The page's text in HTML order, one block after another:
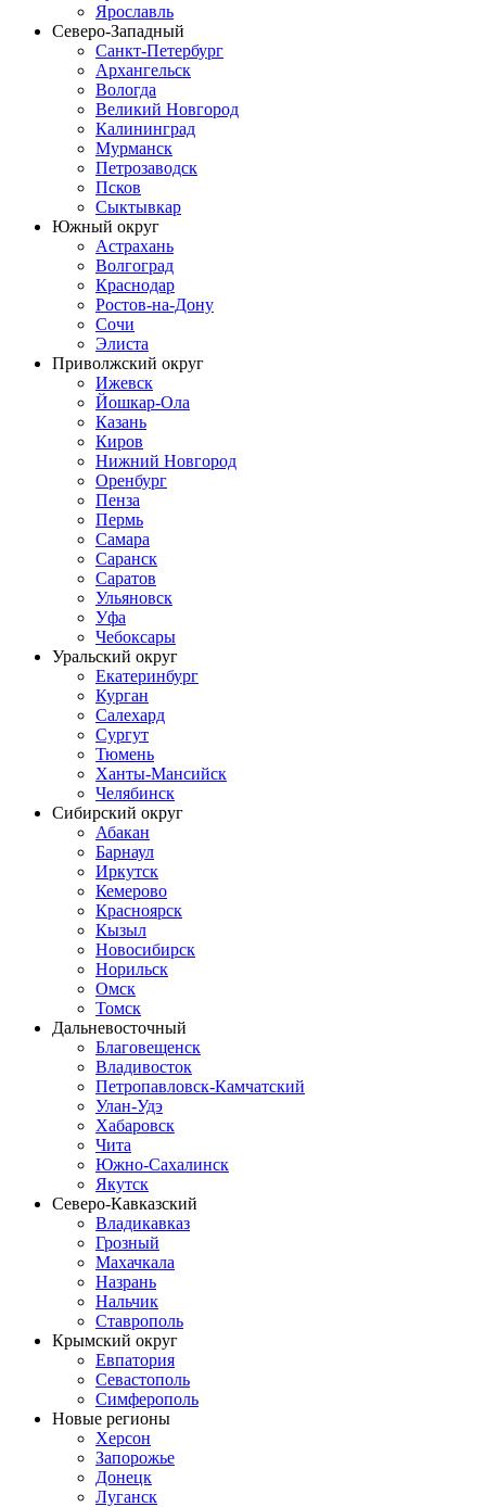
Ярославль
Северо-Западный
Санкт-Петербург
Архангельск
Вологда
Великий Новгород
Калининград
Мурманск
Петрозаводск
Псков
Сыктывкар
Южный округ
Астрахань
Волгоград
Краснодар
Ростов-на-Дону
Сочи
Элиста
Приволжский округ
Ижевск
Йошкар-Ола
Казань
Киров
Нижний Новгород
Оренбург
Пенза
Пермь
Самара
Саранск
Саратов
Ульяновск
Уфа
Чебоксары
Уральский округ
Екатеринбург
Курган
Салехард
Сургут
Тюмень
Ханты-Мансийск
Челябинск
Сибирский округ
Абакан
Барнаул
Иркутск
Кемерово
Красноярск
Кызыл
Новосибирск
Норильск
Омск
Томск
Дальневосточный
Благовещенск
Владивосток
Петропавловск-Камчатский
Улан-Удэ
Хабаровск
Чита
Южно-Сахалинск
Якутск
Северо-Кавказский
Владикавказ
Грозный
Махачкала
Назрань
Нальчик
Ставрополь
Крымский округ
Евпатория
Севастополь
Симферополь
Новые регионы
Херсон
Запорожье
Донецк
Луганск